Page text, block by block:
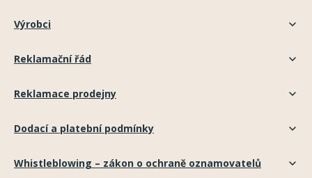
Výrobci
Reklamační řád
Reklamace prodejny
Dodací a platební podmínky
Whistleblowing – zákon o ochraně oznamovatelů